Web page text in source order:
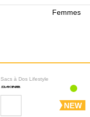
Femmes
Sacs à Dos Lifestyle
NEW